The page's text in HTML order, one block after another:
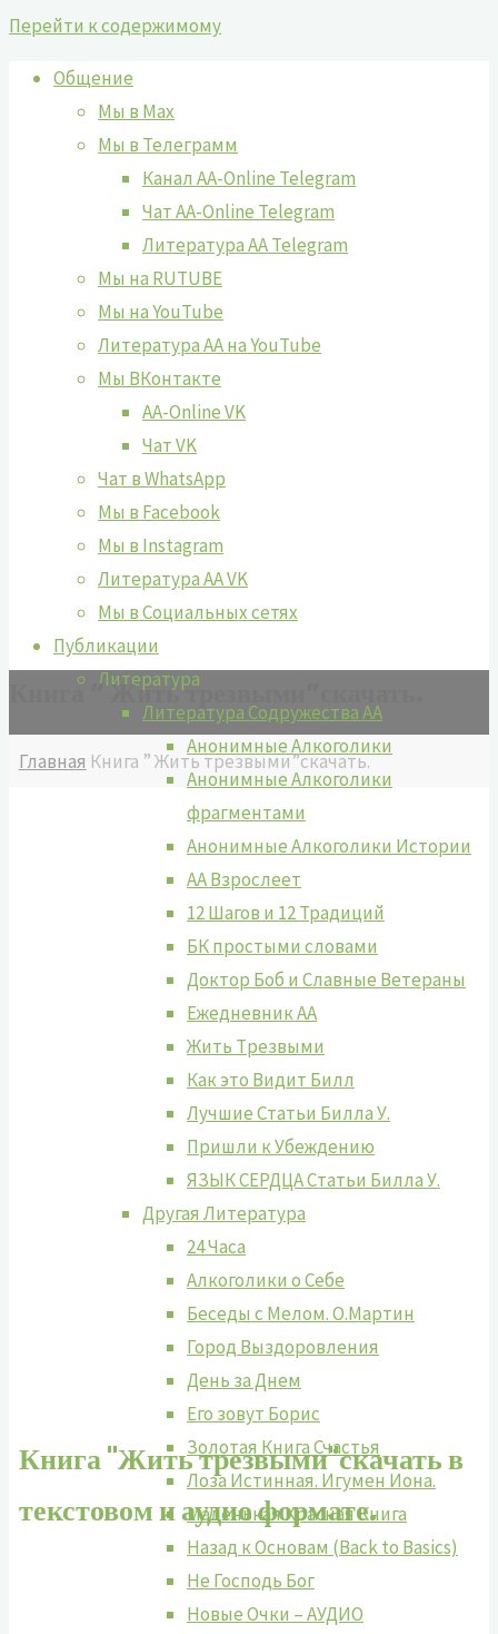
Перейти к содержимому
Общение
Мы в Max
Мы в Телеграмм
Канал AA-Online Telegram
Чат AA-Online Telegram
Литература АА Telegram
Мы на RUTUBE
Мы на YouTube
Литература АА на YouTube
Мы ВКонтакте
AA-Online VK
Чат VK
Чат в WhatsApp
Мы в Facebook
Мы в Instagram
Литература АА VK
Мы в Социальных сетях
Публикации
Литература
Литература Содружества АА
Анонимные Алкоголики
Анонимные Алкоголики
фрагментами
Анонимные Алкоголики Истории
АА Взрослеет
12 Шагов и 12 Традиций
БК простыми словами
Доктор Боб и Славные Ветераны
Ежедневник АА
Жить Tрезвыми
Как это Видит Билл
Лучшие Cтатьи Билла У.
Пришли к Убеждению
ЯЗЫК СЕРДЦА Статьи Билла У.
Другая Литература
24 Часа
Алкоголики о Себе
Беседы с Мелом. О.Мартин
Город Выздоровления
День за Днем
Его зовут Борис
Золотая Книга Счастья
Лоза Истинная. Игумен Иона.
Маленькая Красная Книга
Назад к Основам (Back to Basics)
Не Господь Бог
Новые Очки – АУДИО
Книга ” Жить трезвыми”скачать.
Главная Книга ” Жить трезвыми”скачать.
Книга "Жить трезвыми"скачать в
текстовом и аудио формате.